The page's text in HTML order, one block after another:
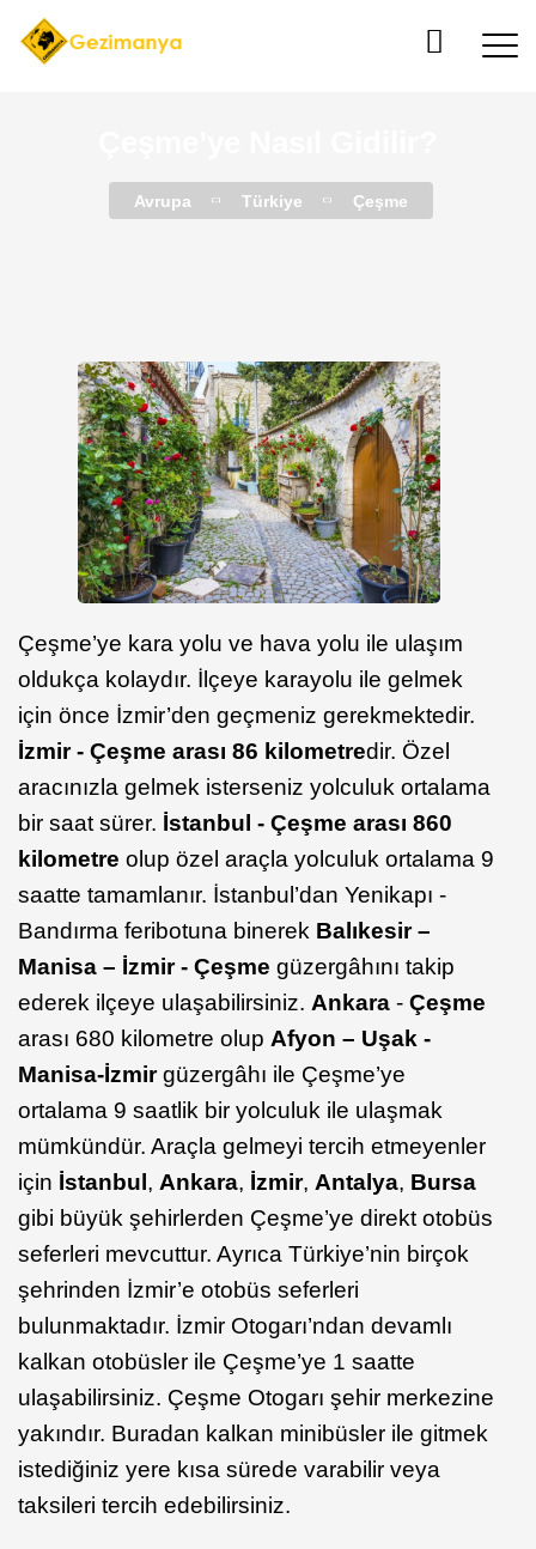
Avrupa Türkiye Çeşme
Çeşme’ye kara yolu ve hava yolu ile ulaşım
oldukça kolaydır. İlçeye karayolu ile gelmek
için önce İzmir’den geçmeniz gerekmektedir.
İzmir - Çeşme arası 86 kilometredir. Özel
aracınızla gelmek isterseniz yolculuk ortalama
bir saat sürer. İstanbul - Çeşme arası 860
kilometre olup özel araçla yolculuk ortalama 9
saatte tamamlanır. İstanbul’dan Yenikapı -
Bandırma feribotuna binerek Balıkesir –
Manisa – İzmir - Çeşme güzergâhını takip
ederek ilçeye ulaşabilirsiniz. Ankara - Çeşme
arası 680 kilometre olup Afyon – Uşak -
Manisa-İzmirgüzergâhı ile Çeşme’ye
ortalama 9 saatlik bir yolculuk ile ulaşmak
mümkündür. Araçla gelmeyi tercih etmeyenler
için İstanbul, Ankara, İzmir, Antalya, Bursa
gibi büyük şehirlerden Çeşme’ye direkt otobüs
seferleri mevcuttur. Ayrıca Türkiye’nin birçok
şehrinden İzmir’e otobüs seferleri
bulunmaktadır. İzmir Otogarı’ndan devamlı
kalkan otobüsler ile Çeşme’ye 1 saatte
ulaşabilirsiniz. Çeşme Otogarı şehir merkezine
yakındır. Buradan kalkan minibüsler ile gitmek
istediğiniz yere kısa sürede varabilir veya
taksileri tercih edebilirsiniz.